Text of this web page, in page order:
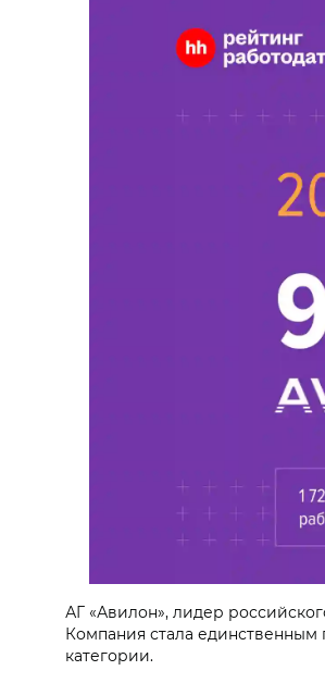
АГ «Авилон», лидер
Компания стала единственным
категории.